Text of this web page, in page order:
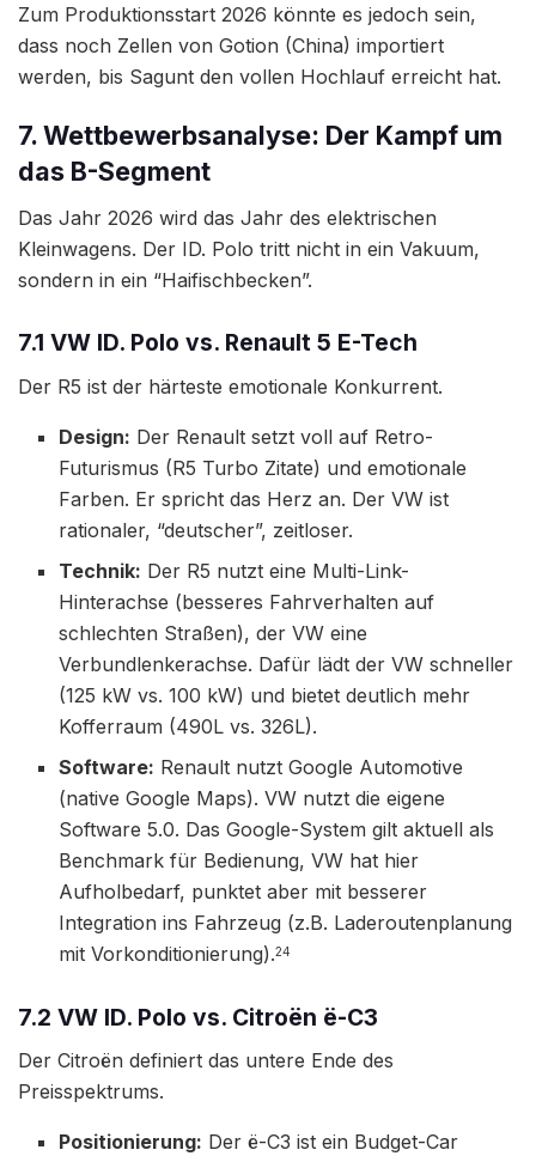
Zum Produktionsstart 2026 könnte es jedoch sein,
dass noch Zellen von Gotion (China) importiert
werden, bis Sagunt den vollen Hochlauf erreicht hat.
7. Wettbewerbsanalyse: Der Kampf um
das B-Segment
Das Jahr 2026 wird das Jahr des elektrischen
Kleinwagens. Der ID. Polo tritt nicht in ein Vakuum,
sondern in ein “Haifischbecken”.
7.1 VW ID. Polo vs. Renault 5 E-Tech
Der R5 ist der härteste emotionale Konkurrent.
Design: Der Renault setzt voll auf Retro-
Futurismus (R5 Turbo Zitate) und emotionale
Farben. Er spricht das Herz an. Der VW ist
rationaler, “deutscher”, zeitloser.
Technik: Der R5 nutzt eine Multi-Link-
Hinterachse (besseres Fahrverhalten auf
schlechten Straßen), der VW eine
Verbundlenkerachse. Dafür lädt der VW schneller
(125 kW vs. 100 kW) und bietet deutlich mehr
Kofferraum (490L vs. 326L).
Software: Renault nutzt Google Automotive
(native Google Maps). VW nutzt die eigene
Software 5.0. Das Google-System gilt aktuell als
Benchmark für Bedienung, VW hat hier
Aufholbedarf, punktet aber mit besserer
Integration ins Fahrzeug (z.B. Laderoutenplanung
mit Vorkonditionierung).24
7.2 VW ID. Polo vs. Citroën ë-C3
Der Citroën definiert das untere Ende des
Preisspektrums.
Positionierung: Der ë-C3 ist ein Budget-Car